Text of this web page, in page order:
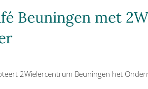
Beuningen met
2Wielercentrum Beuningen het